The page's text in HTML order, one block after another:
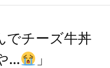
でチーズ牛丼
…
」